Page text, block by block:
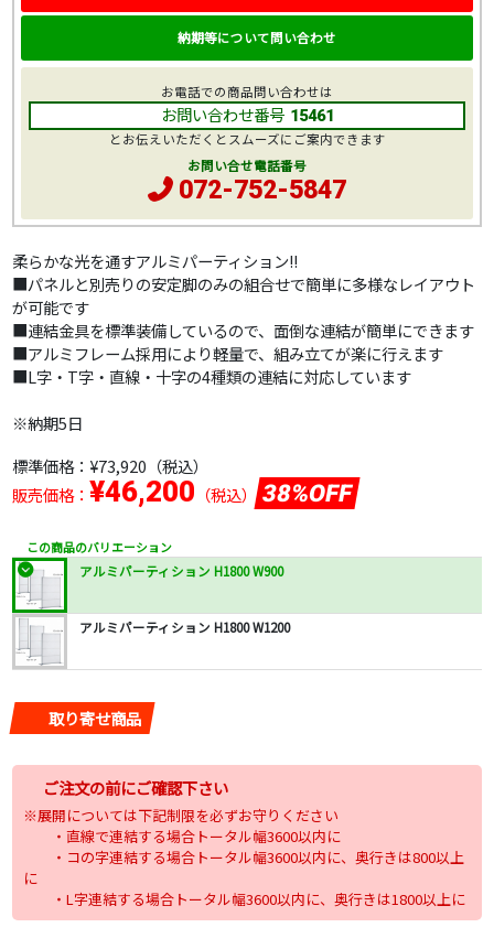
柔らかな光を通すアルミパーティション!!
■パネルと別売りの安定脚のみの組合せで簡単に多様なレイアウト
が可能です
■連結金具を標準装備しているので、面倒な連結が簡単にできます
■アルミフレーム採用により軽量で、組み立てが楽に行えます
■L字・T字・直線・十字の4種類の連結に対応しています
※納期5日
標準価格： ¥73,920 （税込）
販売価格： ¥46,200 （税込） 38%OFF
この商品のバリエーション
アルミパーティション H1800 W900
アルミパーティション H1800 W1200
取り寄せ商品
ご注文の前にご確認下さい
※展開については下記制限を必ずお守りください
・直線で連結する場合トータル幅3600以内に
・コの字連結する場合トータル幅3600以内に、奥行きは800以上
に
・L字連結する場合トータル幅3600以内に、奥行きは1800以上に
納期等について問い合わせ
お電話での商品問い合わせは
お問い合わせ番号 15461
とお伝えいただくとスムーズにご案内できます
お問い合せ電話番号
072-752-5847